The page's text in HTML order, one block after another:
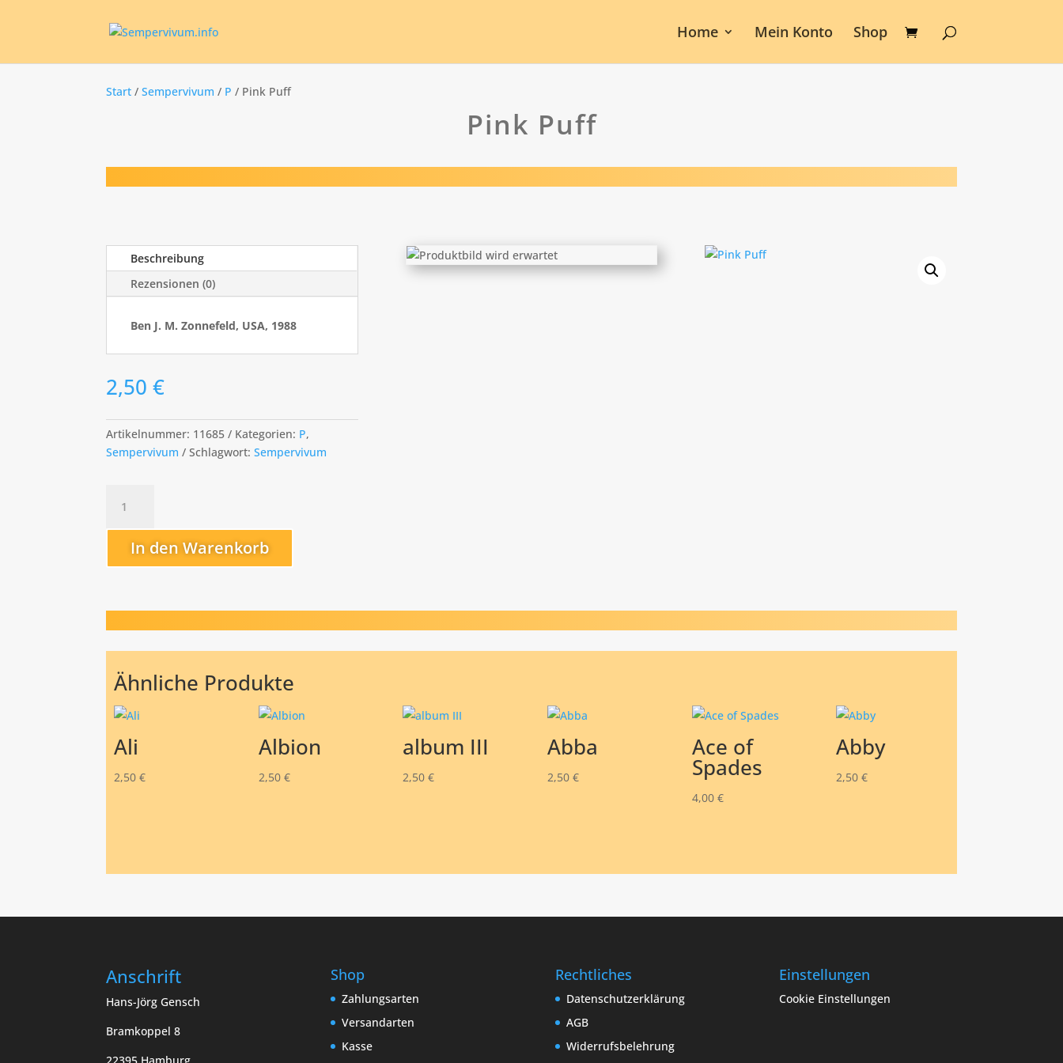
Home Mein Konto Shop
Start /Sempervivum / P / Pink Puff
Pink Puff
Beschreibung
Rezensionen (0)
Ben J. M. Zonnefeld, USA, 1988
2,50€
Artikelnummer: 11685 Kategorien: P,
Sempervivum
Schlagwort:Sempervivum
Puff
Menge
In den Warenkorb
Ähnliche Produkte
Ali
2,50€
Albion
2,50 €
album III
2,50€
Abba
2,50 €
Ace of
Spades
4,00 €
Abby
2,50€
Anschrift
Hans-Jörg Gensch
Bramkoppel 8
Shop
Zahlungsarten
Versandarten
Kasse
Rechtliches
Datenschutzerklärung
AGB
Widerrufsbelehrung
Einstellungen
Cookie Einstellungen